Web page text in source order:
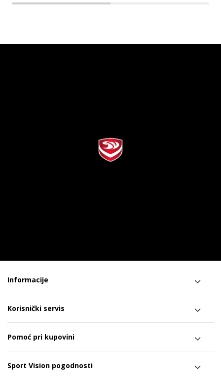
Informacije
Korisnički servis
Pomoć pri kupovini
Sport Vision pogodnosti